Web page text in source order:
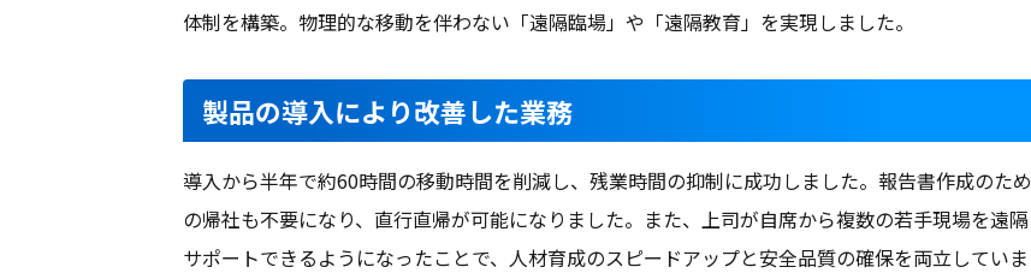
体制を構築。物理的な移動を伴わない「遠隔臨場」や「遠隔教育」を実現しました。
製品の導入により改善した業務
導入から半年で約60時間の移動時間を削減し、残業時間の抑制に成功しました。報告書作成のため
の帰社も不要になり、直行直帰が可能になりました。また、上司が自席から複数の若手現場を遠隔
サポートできるようになったことで、人材育成のスピードアップと安全品質の確保を両立していま